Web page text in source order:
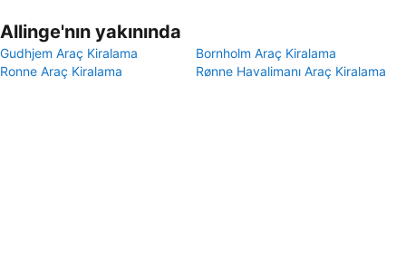
Allinge'nın yakınında
Gudhjem Araç Kiralama
Bornholm Araç Kiralama
Ronne Araç Kiralama
Rønne Havalimanı Araç Kiralama